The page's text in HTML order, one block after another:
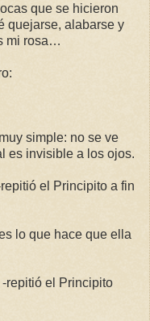
que se hicieron
quejarse, alabarse y
mi rosa…
simple: no se ve
es invisible a los ojos.
el Principito a fin
lo que hace que ella
repitió el Principito